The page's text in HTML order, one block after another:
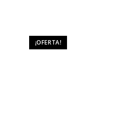
¡OFERTA!